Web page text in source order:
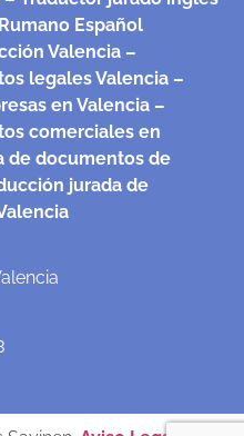
Español
Valencia –
legales Valencia –
en Valencia –
comerciales en
de documentos de
jurada de